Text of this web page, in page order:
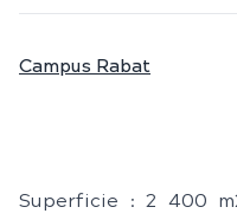
Campus Rabat
Superficie : 2 400